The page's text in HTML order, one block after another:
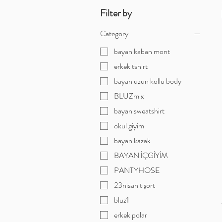
Filter by
Category
bayan kaban mont
erkek tshirt
bayan uzun kollu body
BLUZmix
bayan sweatshirt
okul giyim
bayan kazak
BAYAN İÇGİYİM
PANTYHOSE
23nisan tişort
bluz1
erkek polar